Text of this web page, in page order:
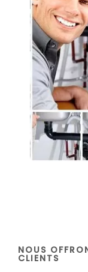
NOUS
CLIENTS